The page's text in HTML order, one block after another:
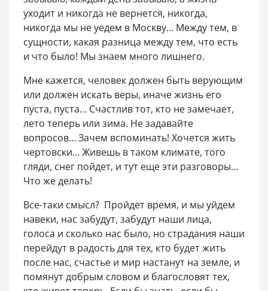
уходит и никогда не вернется, никогда,
никогда мы не уедем в Москву… Между тем, в
сущности, какая разница между тем, что есть
и что было! Мы знаем много лишнего.
Мне кажется, человек должен быть верующим
или должен искать веры, иначе жизнь его
пуста, пуста… Счастлив тот, кто не замечает,
лето теперь или зима. Не задавайте
вопросов… Зачем вспоминать! Хочется жить
чертовски… Живешь в таком климате, того
гляди, снег пойдет, и тут еще эти разговоры…
Что же делать!
Все-таки смысл? Пройдет время, и мы уйдем
навеки, нас забудут, забудут наши лица,
голоса и сколько нас было, но страдания наши
перейдут в радость для тех, кто будет жить
после нас, счастье и мир настанут на земле, и
помянут добрым словом и благословят тех,